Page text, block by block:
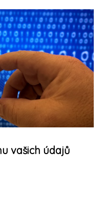
vašich údajů